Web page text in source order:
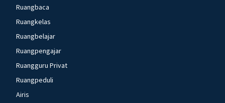
Ruangbaca
Ruangkelas
Ruangbelajar
Ruangpengajar
Ruangguru Privat
Ruangpeduli
Airis